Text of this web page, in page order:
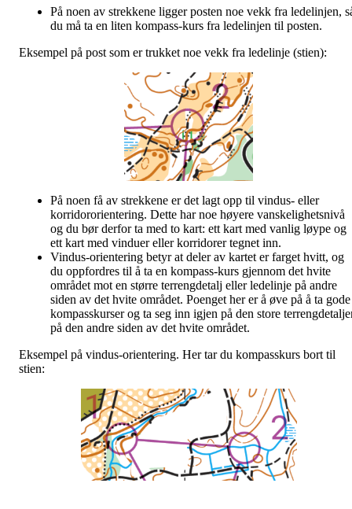
På noen av strekkene ligger posten noe vekk fra ledelinjen,
du må ta en liten kompass-kurs fra ledelinjen til posten.
Eksempel på post som er trukket noe vekk fra ledelinje (stien):
På noen få av strekkene er det lagt opp til vindus- eller
korridororientering. Dette har noe høyere vanskelighetsnivå
og du bør derfor ta med to kart: ett kart med vanlig løype og
ett kart med vinduer eller korridorer tegnet inn.
Vindus-orientering betyr at deler av kartet er farget hvitt, og
du oppfordres til å ta en kompass-kurs gjennom det hvite
området mot en større terrengdetalj eller ledelinje på andre
siden av det hvite området. Poenget her er å øve på å ta gode
kompasskurser og ta seg inn igjen på den store
på den andre siden av det hvite området.
Eksempel på vindus-orientering. Her tar du kompasskurs bort til
stien: